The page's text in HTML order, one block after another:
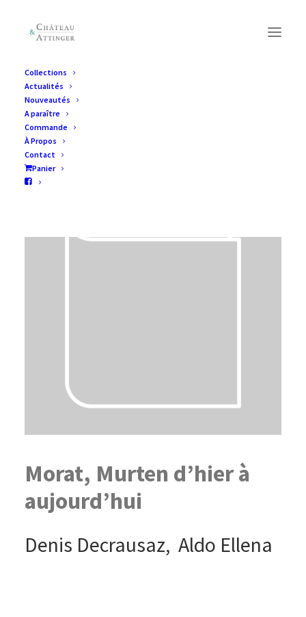
Collections
Actualités
Nouveautés
A paraître
Commande
À Propos
Contact
Panier
Morat, Murten d’hier à
aujourd’hui
Denis Decrausaz, Aldo Ellena